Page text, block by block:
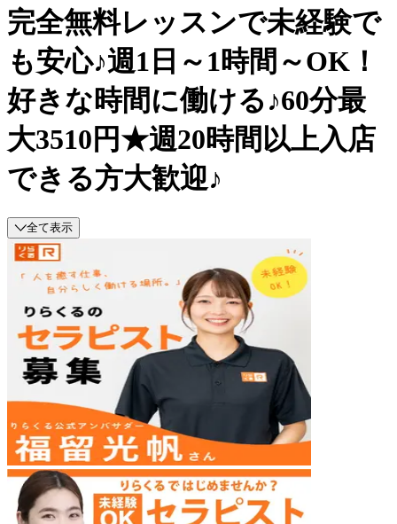
完全無料レッスンで未経験で
も安心♪週1日～1時間～OK！
好きな時間に働ける♪60分最
大3510円★週20時間以上入店
できる方大歓迎♪
全て表示